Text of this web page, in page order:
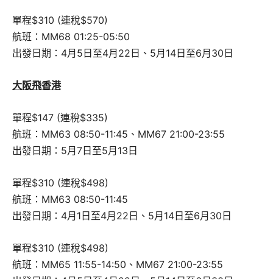
單程$310 (連稅$570)
航班：MM68 01:25-05:50
出發日期：4月5日至4月22日、5月14日至6月30日
大阪飛香港
單程$147 (連稅$335)
航班：MM63 08:50-11:45、MM67 21:00-23:55
出發日期：5月7日至5月13日
單程$310 (連稅$498)
航班：MM63 08:50-11:45
出發日期：4月1日至4月22日、5月14日至6月30日
單程$310 (連稅$498)
航班：MM65 11:55-14:50、MM67 21:00-23:55